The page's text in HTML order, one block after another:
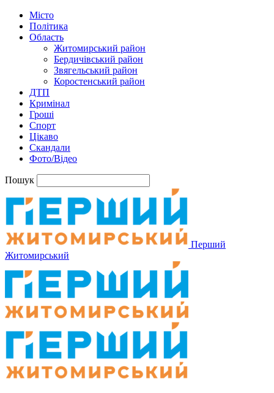
Місто
Політика
Область
Житомирський район
Бердичівський район
Звягельський район
Коростенський район
ДТП
Кримінал
Гроші
Спорт
Цікаво
Скандали
Фото/Відео
Пошук
Перший
Житомирський